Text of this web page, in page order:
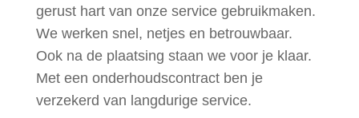
gerust hart van onze service gebruikmaken.
We werken snel, netjes en betrouwbaar.
Ook na de plaatsing staan we voor je klaar.
Met een onderhoudscontract ben je
verzekerd van langdurige service.